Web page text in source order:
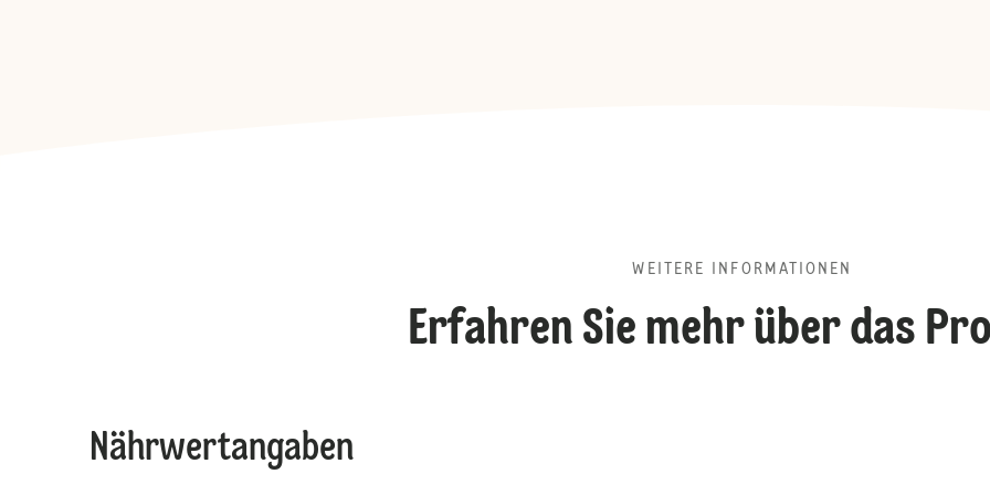
WEITERE INFORMATIONEN
Erfahren Sie mehr über das
Nährwertangaben